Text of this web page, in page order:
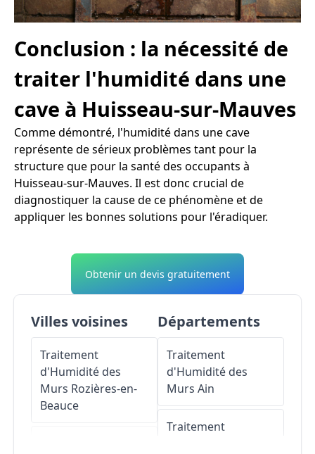
Conclusion : la nécessité de
traiter l'humidité dans une
cave à Huisseau-sur-Mauves
Comme démontré, l'humidité dans une cave
représente de sérieux problèmes tant pour la
structure que pour la santé des occupants à
Huisseau-sur-Mauves. Il est donc crucial de
diagnostiquer la cause de ce phénomène et de
appliquer les bonnes solutions pour l'éradiquer.
Obtenir un devis gratuitement
Villes voisines
Traitement
d'Humidité des
Murs Rozières-en-
Beauce
Départements
Traitement
d'Humidité des
Murs Ain
Traitement